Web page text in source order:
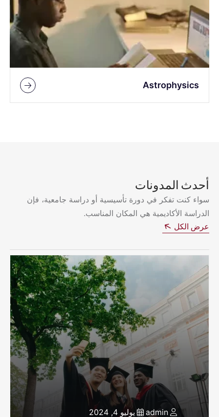
Astrophysics
أحدث المدونات
سواء كنت تفكر في دورة تأسيسية أو دراسة جامعية، فإن
الدراسة الأكاديمية هي المكان المناسب.
عرض الكل
admin
يوليو 4, 2024